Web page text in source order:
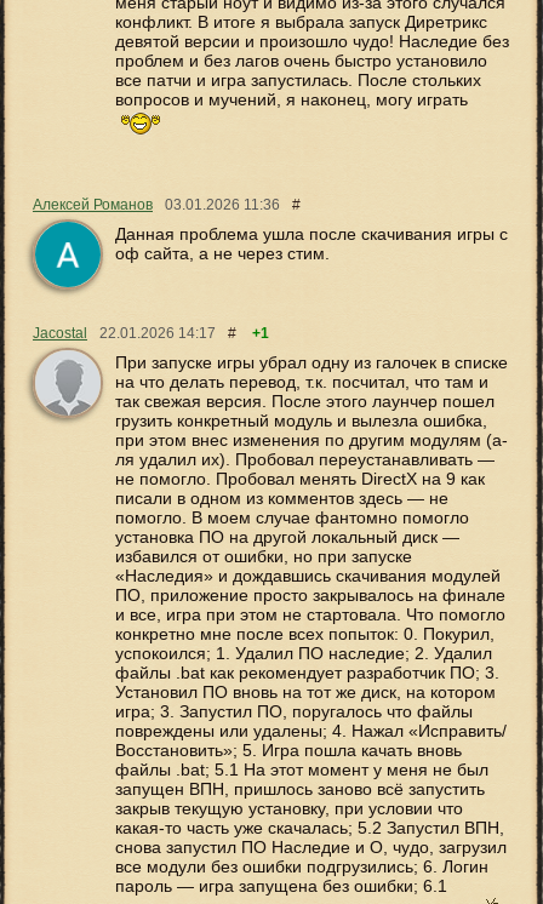
конфликт. В итоге я выбрала запуск Диретрикс
девятой версии и произошло чудо! Наследие без
проблем и без лагов очень быстро установило
все патчи и игра запустилась. После стольких
вопросов и мучений, я наконец, могу играть
Алексей Романов 03.01.2026 11:36 #
Данная проблема ушла после скачивания игры с
оф сайта, а не через стим.
Jacostal 22.01.2026 14:17 # +1
При запуске игры убрал одну из галочек в списке
на что делать перевод, т.к. посчитал, что там и
так свежая версия. После этого лаунчер пошел
грузить конкретный модуль и вылезла ошибка,
при этом внес изменения по другим модулям (а-
ля удалил их). Пробовал переустанавливать —
не помогло. Пробовал менять DirectX на 9 как
писали в одном из комментов здесь — не
помогло. В моем случае фантомно помогло
установка ПО на другой локальный диск —
избавился от ошибки, но при запуске
«Наследия» и дождавшись скачивания модулей
ПО, приложение просто закрывалось на финале
и все, игра при этом не стартовала. Что помогло
конкретно мне после всех попыток: 0. Покурил,
успокоился; 1. Удалил ПО наследие; 2. Удалил
файлы .bat как рекомендует разработчик ПО; 3.
Установил ПО вновь на тот же диск, на котором
игра; 3. Запустил ПО, поругалось что файлы
повреждены или удалены; 4. Нажал «Исправить/
Восстановить»; 5. Игра пошла качать вновь
файлы .bat; 5.1 На этот момент у меня не был
запущен ВПН, пришлось заново всё запустить
закрыв текущую установку, при условии что
какая-то часть уже скачалась; 5.2 Запустил ВПН,
снова запустил ПО Наследие и О, чудо, загрузил
все модули без ошибки подгрузились; 6. Логин
пароль — игра запущена без ошибки; 6.1